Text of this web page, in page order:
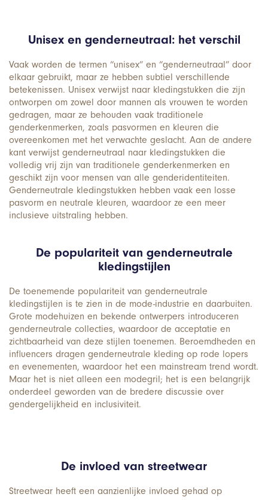
Unisex en genderneutraal: het verschil
Vaak worden de termen “unisex” en “genderneutraal” door
elkaar gebruikt, maar ze hebben subtiel verschillende
betekenissen. Unisex verwijst naar kledingstukken die zijn
ontworpen om zowel door mannen als vrouwen te worden
gedragen, maar ze behouden vaak traditionele
genderkenmerken, zoals pasvormen en kleuren die
overeenkomen met het verwachte geslacht. Aan de andere
kant verwijst genderneutraal naar kledingstukken die
volledig vrij zijn van traditionele genderkenmerken en
geschikt zijn voor mensen van alle genderidentiteiten.
Genderneutrale kledingstukken hebben vaak een losse
pasvorm en neutrale kleuren, waardoor ze een meer
inclusieve uitstraling hebben.
De populariteit van genderneutrale
kledingstijlen
De toenemende populariteit van genderneutrale
kledingstijlen is te zien in de mode-industrie en daarbuiten.
Grote modehuizen en bekende ontwerpers introduceren
genderneutrale collecties, waardoor de acceptatie en
zichtbaarheid van deze stijlen toenemen. Beroemdheden en
influencers dragen genderneutrale kleding op rode lopers
en evenementen, waardoor het een mainstream trend wordt.
Maar het is niet alleen een modegril; het is een belangrijk
onderdeel geworden van de bredere discussie over
gendergelijkheid en inclusiviteit.
De invloed van streetwear
Streetwear heeft een aanzienlijke invloed gehad op